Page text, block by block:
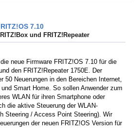
7.10
und FRITZ!Repeater
neue Firmware FRITZ!OS 7.10 für die
den FRITZ!Repeater 1750E. Der
50 Neuerungen in den Bereichen Internet,
Smart Home. So sollen Anwender zum
WLAN für ihren Smartphone oder
die aktive Steuerung der WLAN-
Steering / Access Point Steering). Wir
der neuen FRITZ!OS Version für